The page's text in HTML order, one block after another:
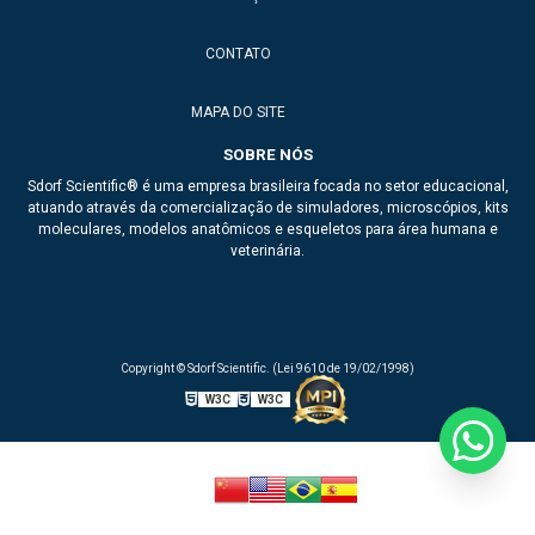
Esqueleto de animais para ensino
Esqueleto de ave
Esqueleto de boi
CONTATO
MAPA DO SITE
SOBRE NÓS
Sdorf Scientific® é uma empresa brasileira focada no setor educacional,
atuando através da comercialização de simuladores, microscópios, kits
moleculares, modelos anatômicos e esqueletos para área humana e
veterinária.
Copyright © Sdorf Scientific. (Lei 9610 de 19/02/1998)
W3C W3C